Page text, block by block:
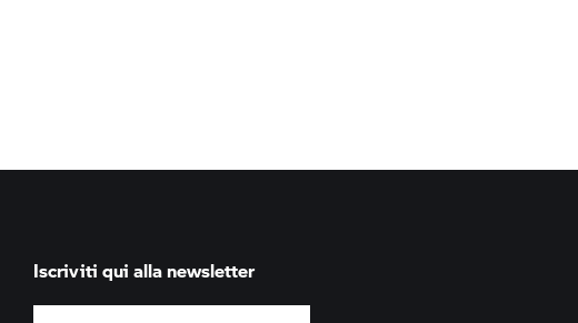
Iscriviti qui alla newsletter